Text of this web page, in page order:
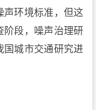
声环境标准，但这
阶段，噪声治理研
国城市交通研究进